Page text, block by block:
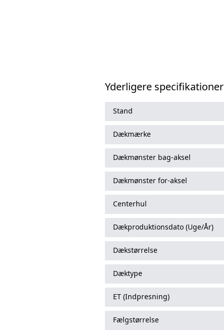
Yderligere specifikationer
Stand
Dækmærke
Dækmønster bag-aksel
Dækmønster for-aksel
Centerhul
Dækproduktionsdato (Uge/År)
Dækstørrelse
Dæktype
ET (Indpresning)
Fælgstørrelse